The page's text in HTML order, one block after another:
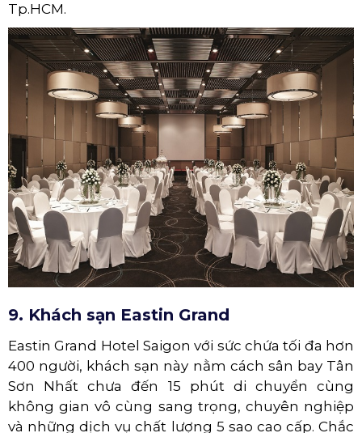
Tp.HCM.
9. Khách sạn Eastin Grand
Eastin Grand Hotel Saigon với sức chứa tối đa hơn
400 người, khách sạn này nằm cách sân bay Tân
Sơn Nhất chưa đến 15 phút di chuyển cùng
không gian vô cùng sang trọng, chuyên nghiệp
và những dịch vụ chất lượng 5 sao cao cấp. Chắc